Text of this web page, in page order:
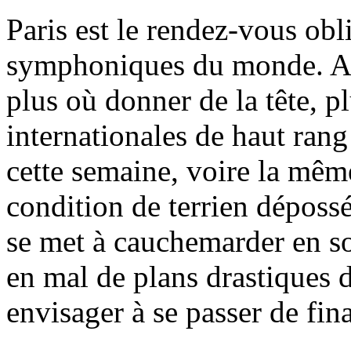
Paris est le rendez-vous
symphoniques du monde.
plus où donner de la tête,
internationales de haut
cette semaine, voire la
condition de terrien
se met à cauchemarder en
en mal de plans drastiques
envisager à se passer de